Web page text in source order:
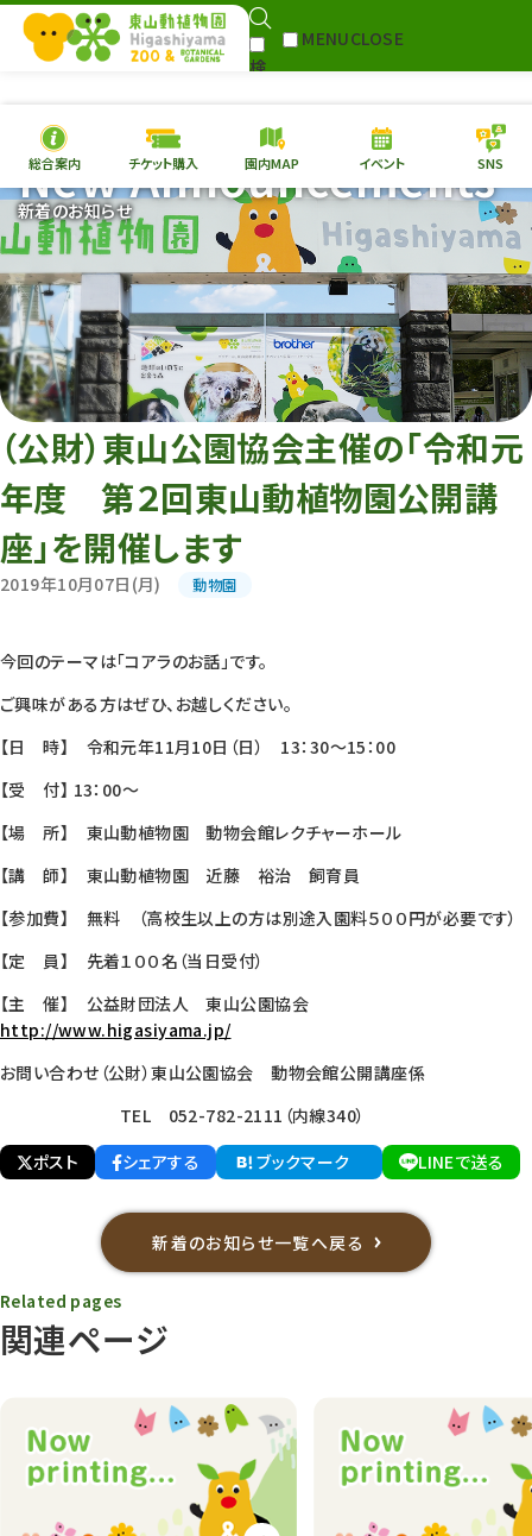
検
MENUCLOSE
本日の開園情報 チケ
園内MAP イベント
総合案内
動物園 植物園
再生プラン
東山動植物園
への支援
環境教育
サイトマップ
総合案内 チケット購入 園内MAP イベント SNS
新着のお知らせ
New Announcements
（公財）東山公園協会主催の「令和元
年度 第２回東山動植物園公開講
座」を開催します
2019年10月07日(月) 動物園
今回のテーマは「コアラのお話」です。
ご興味がある方はぜひ、お越しください。
【日 時】 令和元年11月10日（日） 13：30～15：00
【受 付】 13：00～
【場 所】 東山動植物園 動物会館レクチャーホール
【講 師】 東山動植物園 近藤 裕治 飼育員
【参加費】 無料 （高校生以上の方は別途入園料５００円が必要です）
【定 員】 先着１００名（当日受付）
【主 催】 公益財団法人 東山公園協会
http://www.higasiyama.jp/
お問い合わせ（公財）東山公園協会 動物会館公開講座係
TEL 052-782-2111（内線340）
ポスト
シェアする ブックマーク LINEで送る
新着のお知らせ一覧へ戻る
関連ページ
Related pages